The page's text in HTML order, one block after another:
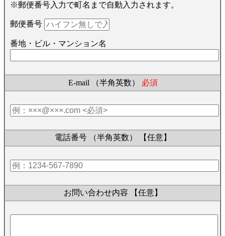
※郵便番号入力で町名まで自動入力されます。
郵便番号
番地・ビル・マンション名
E-mail （半角英数） 必須
電話番号 （半角英数） 【任意】
お問い合わせ内容 【任意】